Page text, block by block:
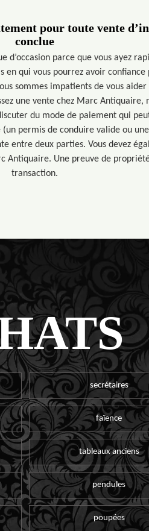
pour toute vente
conclue
d’occasion parce que vous ayez
en qui vous pourrez avoir
sommes impatients de vous
une vente chez Marc Antiquaire,
du mode de paiement qui
permis de conduire valide ou
entre deux parties. Vous devez
Une preuve de
transaction.
secrétaires
faïence
tableaux anciens
pendules
poupées